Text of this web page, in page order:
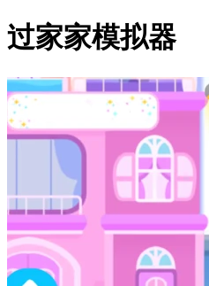
过家家模拟器